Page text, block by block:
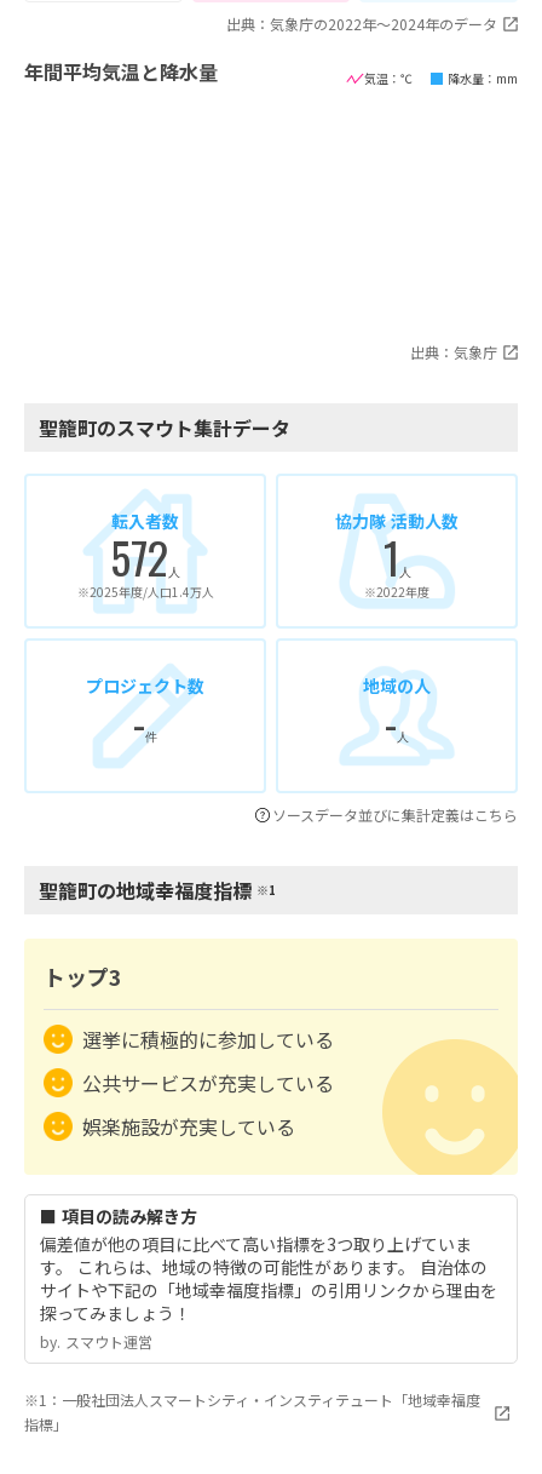
出典：気象庁の2022年〜2024年のデータ
年間平均気温と降水量 気温：℃ 降水量：mm
出典：気象庁
聖籠町のスマウト集計データ
転入者数
572 人
※2025年度/人口1.4万人
協力隊 活動人数
1人
※2022年度
プロジェクト数
-件
地域の人
-人
ソースデータ並びに集計定義はこちら
聖籠町の地域幸福度指標 ※1
トップ3
選挙に積極的に参加している
公共サービスが充実している
娯楽施設が充実している
■ 項目の読み解き方
偏差値が他の項目に比べて高い指標を3つ取り上げていま
す。 これらは、地域の特徴の可能性があります。 自治体の
サイトや下記の「地域幸福度指標」の引用リンクから理由を
探ってみましょう！
by.︎ スマウト運営
※1：一般社団法人スマートシティ・インスティテュート「地域幸福度
指標」